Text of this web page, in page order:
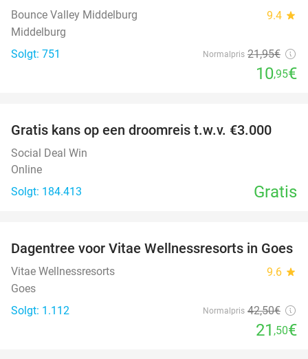
Bounce Valley Middelburg 9.4 star
Middelburg
Solgt: 751
Normalpris 21,95€
10,95€
Gratis kans op een droomreis t.w.v. €3.000
Social Deal Win
Online
Solgt: 184.413
Gratis
49%
Dagentree voor Vitae Wellnessresorts in Goes
Vitae Wellnessresorts 9.6 star
Goes
Solgt: 1.112
Normalpris 42,50€
21 ,50€